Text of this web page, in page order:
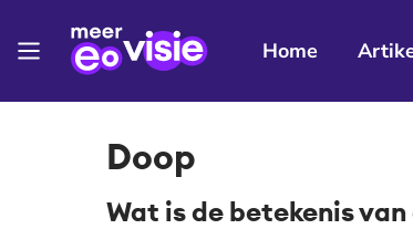
Home
Doop
Wat is de betekenis van